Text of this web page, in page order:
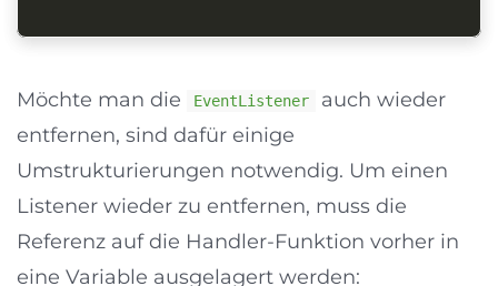
Möchte man die EventListener
auch wieder
entfernen, sind dafür einige
Umstrukturierungen notwendig. Um einen
Listener wieder zu entfernen, muss die
Referenz auf die Handler-Funktion vorher in
eine Variable ausgelagert werden: